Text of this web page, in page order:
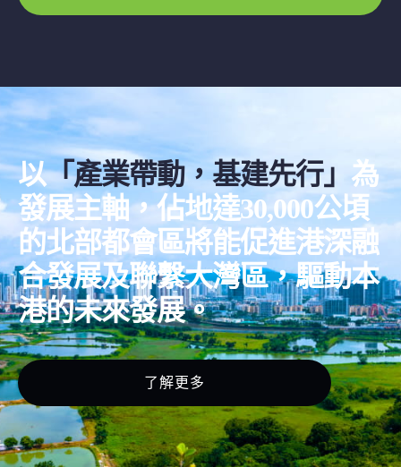
以「產業帶動，基建先行」 為
發展主軸，佔地達30,000公頃
的北部都會區將能促進港深融
合發展及聯繫大灣區，驅動本
港的未來發展。
了解更多